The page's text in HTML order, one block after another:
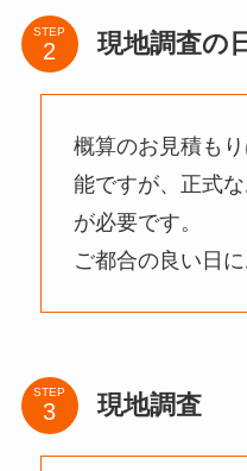
STEP 現地調査の
概算のお見積も
能ですが、正式
が必要です。
ご都合の良い日
STEP 現地調査